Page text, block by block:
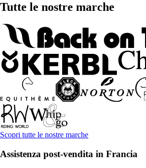
Tutte le nostre marche
Scopri tutte le nostre marche
Assistenza post-vendita in Francia